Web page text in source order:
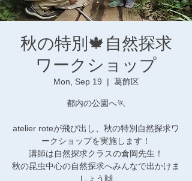
秋の特別🍁自然探求
ワークショップ
Mon, Sep 19
  |
葛飾区
都内の公園へ🏃
atelier roteが飛び出し、秋の特別自然探求ワ
ークショップを実施します！
講師は自然探求クラスの倉岡先生！
秋の昆虫中心の自然探求へみんなで出かけま
しょう🙌